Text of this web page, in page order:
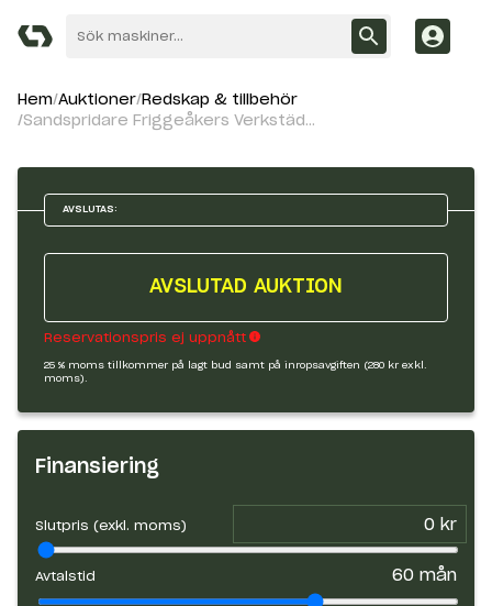
Hem Auktioner Redskap & tillbehör
Sandspridare Friggeåkers Verkstäder T12EU
AVSLUTAS:
AVSLUTAD AUKTION
Reservationspris ej uppnått
25 % moms tillkommer på lagt bud samt på inropsavgiften (280 kr exkl.
moms).
Finansiering
Slutpris (exkl. moms)
Avtalstid 60 mån